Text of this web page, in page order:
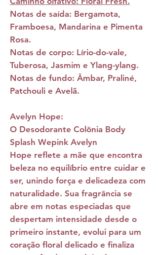
Notas de saída: Bergamota,
Framboesa, Mandarina e Pimenta
Rosa.
Notas de corpo: Lírio-do-vale,
Tuberosa, Jasmim e Ylang-ylang.
Notas de fundo: Âmbar, Praliné,
Patchouli e Avelã.
Avelyn Hope:
O Desodorante Colônia Body
Splash Wepink Avelyn
Hope reflete a mãe que encontra
beleza no equilíbrio entre cuidar e
ser, unindo força e delicadeza com
naturalidade. Sua fragrância se
abre em notas especiadas que
despertam intensidade desde o
primeiro instante, evolui para um
coração floral delicado e finaliza